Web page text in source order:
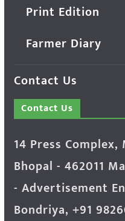
Print Edition
Farmer Diary
Contact Us
Contact Us
14 Press Complex,
Bhopal - 462011
- Advertisement
Bondriya, +91